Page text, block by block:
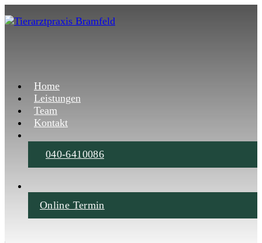
Home
Leistungen
Team
Kontakt
040-6410086
Online Termin